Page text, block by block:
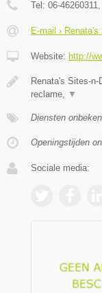
Tel: 06-46260311
E-mail ›
Website: http://
Renata's Sites-
reclame, ▼
Diensten
Openingstijden
Sociale media: